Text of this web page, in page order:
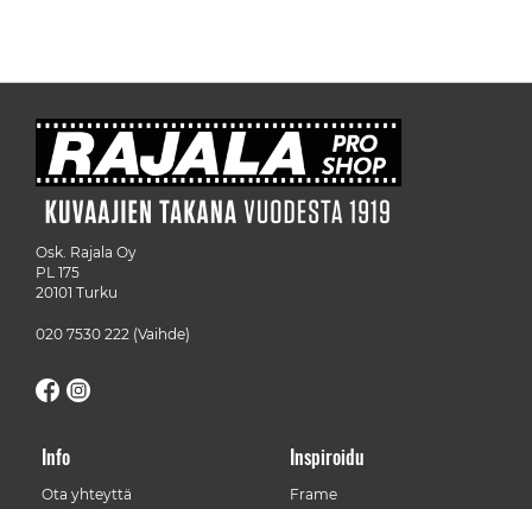
Osk. Rajala Oy
PL 175
20101 Turku
020 7530 222 (Vaihde)
Info
Ota yhteyttä
Inspiroidu
Frame